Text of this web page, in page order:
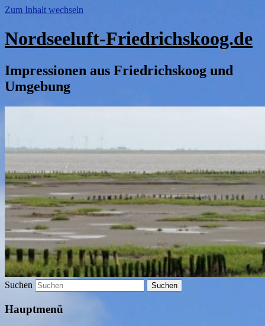
Zum Inhalt wechseln
Nordseeluft-Friedrichskoog.de
Impressionen aus Friedrichskoog und
Umgebung
Suchen
Hauptmenü